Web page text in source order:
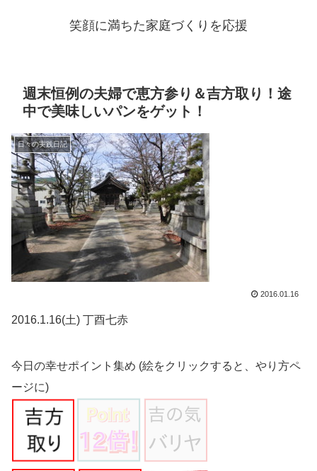
笑顔に満ちた家庭づくりを応援
週末恒例の夫婦で恵方参り＆吉方取り！途
中で美味しいパンをゲット！
日々の実践日記
2016.01.16
2016.1.16(土) 丁酉七赤
今日の幸せポイント集め (絵をクリックすると、やり方ペ
ージに)